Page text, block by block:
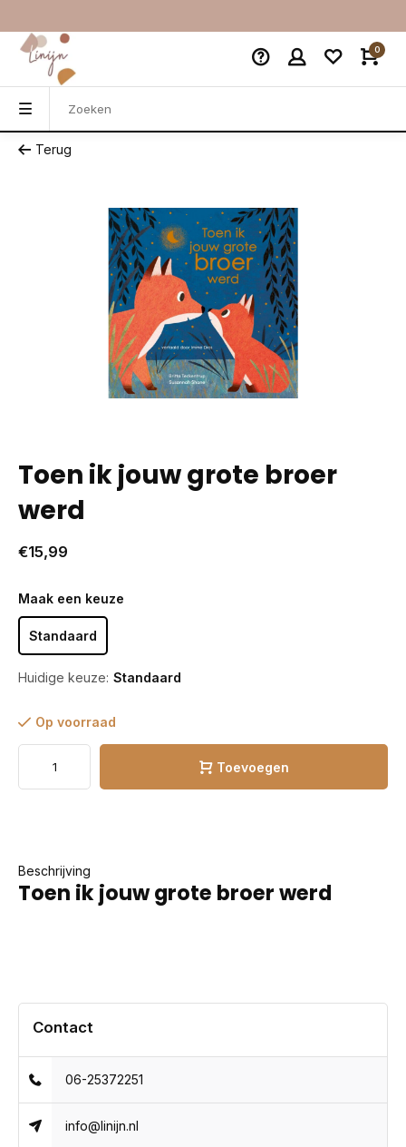
0
Terug
Toen ik jouw grote broer
werd
€15,99
Maak een keuze
Standaard
Huidige keuze: Standaard
Op voorraad
Toevoegen
Beschrijving
Toen ik jouw grote broer werd
Contact
06-25372251
info@linijn.nl